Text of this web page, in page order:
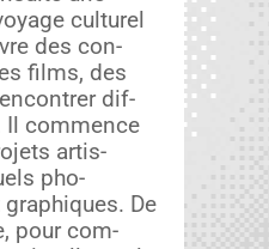
cul­turel
des con­
films, des
dif­
Il com­mence
artis­
pho­
De
pour com­